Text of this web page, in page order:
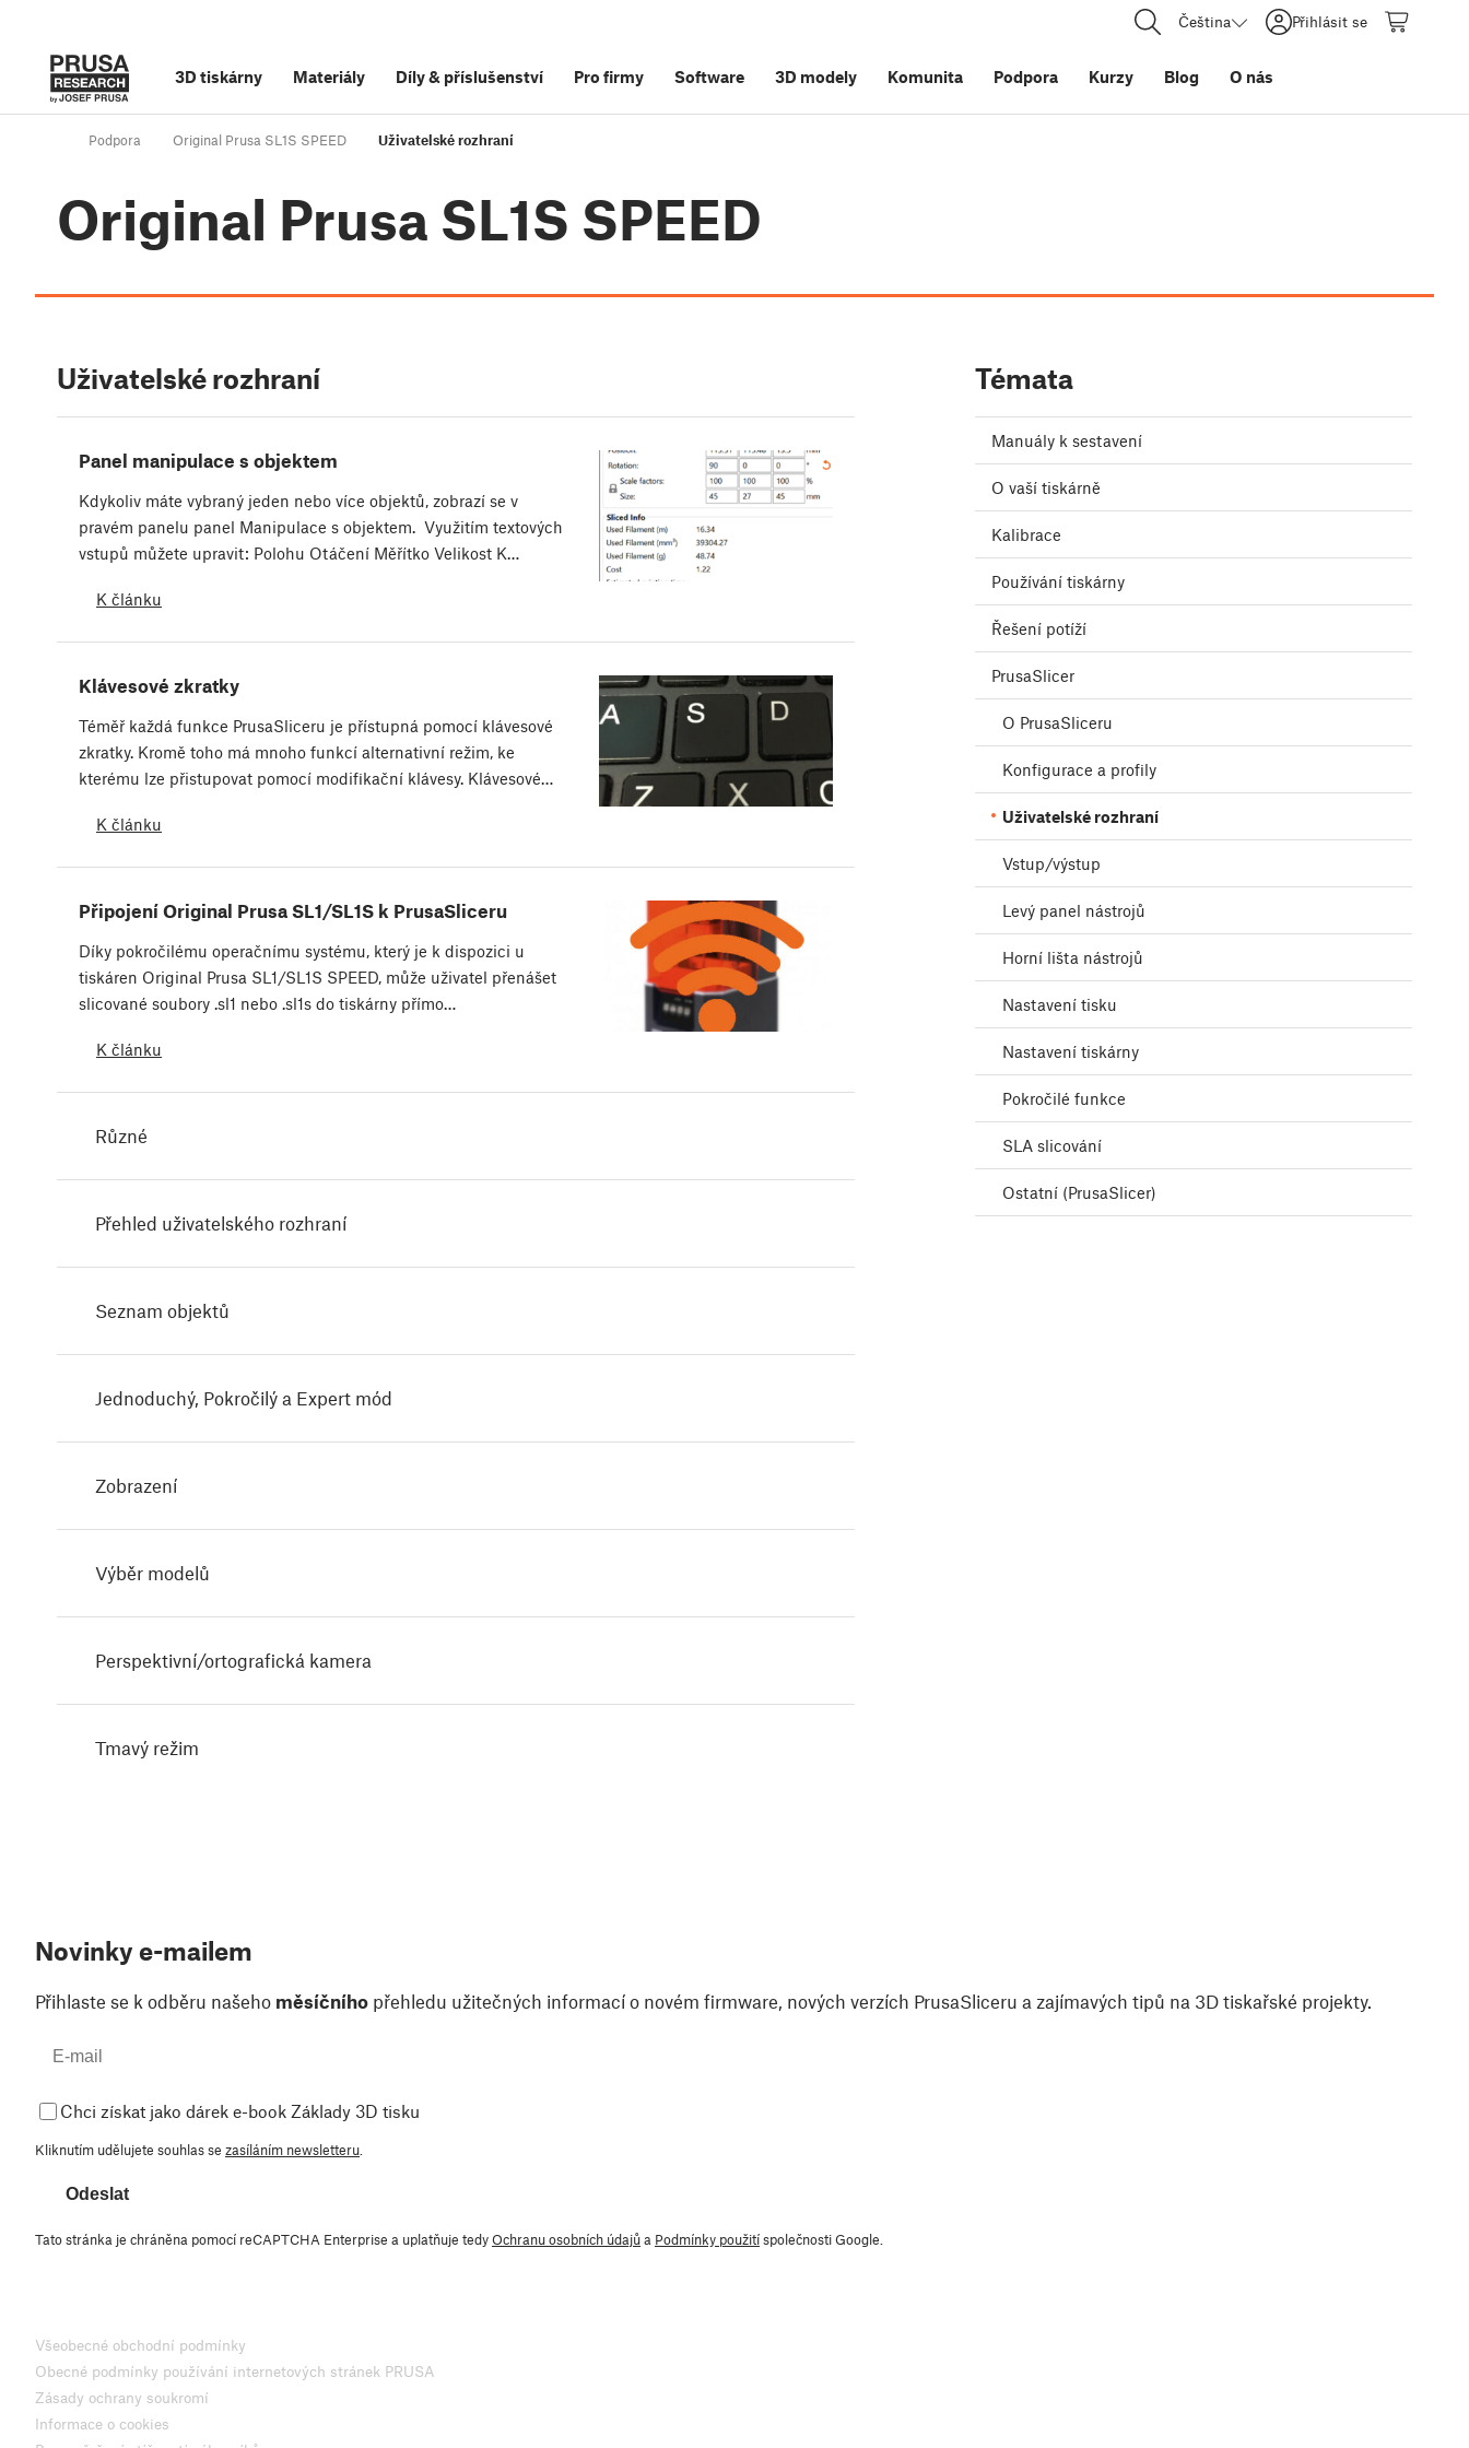
Čeština Přihlásit se
3D tiskárny Materiály Díly& příslušenství Pro firmy Software 3D modely Komunita Podpora Kurzy Blog O nás
Podpora Original Prusa SL1S SPEED Uživatelské rozhraní
Original Prusa SL1S SPEED
Uživatelské rozhraní
Panel manipulace s objektem
Kdykoliv máte vybraný jeden nebo více objektů, zobrazí se v
pravém panelu panel Manipulace s objektem. Využitím textových
vstupů můžete upravit: Polohu Otáčení Měřítko Velikost K…
K článku
Klávesové zkratky
Téměř každá funkce PrusaSliceru je přístupná pomocí klávesové
zkratky. Kromě toho má mnoho funkcí alternativní režim, ke
kterému lze přistupovat pomocí modifikační klávesy. Klávesové…
K článku
Připojení Original Prusa SL1/SL1S k PrusaSliceru
Díky pokročilému operačnímu systému, který je k dispozici u
tiskáren Original Prusa SL1/SL1S SPEED, může uživatel přenášet
slicované soubory .sl1 nebo .sl1s do tiskárny přímo…
K článku
Různé
Přehled uživatelského rozhraní
Seznam objektů
Jednoduchý, Pokročilý a Expert mód
Zobrazení
Výběr modelů
Perspektivní/ortografická kamera
Tmavý režim
Témata
Manuály k sestavení
O vaší tiskárně
Kalibrace
Používání tiskárny
Řešení potíží
PrusaSlicer
O PrusaSliceru
Konfigurace a profily
Uživatelské rozhraní
Vstup/výstup
Levý panel nástrojů
Horní lišta nástrojů
Nastavení tisku
Nastavení tiskárny
Pokročilé funkce
SLA slicování
Ostatní (PrusaSlicer)
Novinky e-mailem
Přihlaste se k odběru našeho měsíčního přehledu užitečných informací o novém firmware, nových verzích PrusaSliceru a zajímavých tipů na 3D tiskařské projekty.
Chci získat jako dárek e-book Základy 3D tisku
Kliknutím udělujete souhlas se zasíláním newsletteru
Odeslat
Tato stránka je chráněna pomocí reCAPTCHA Enterprise a uplatňuje tedyOchranu osobních údajůa Podmínky použitíspolečnosti Google.
Všeobecné obchodní podmínky
Obecné podmínky používání internetových stránek PRUSA
Zásady ochrany soukromí
Informace o cookies